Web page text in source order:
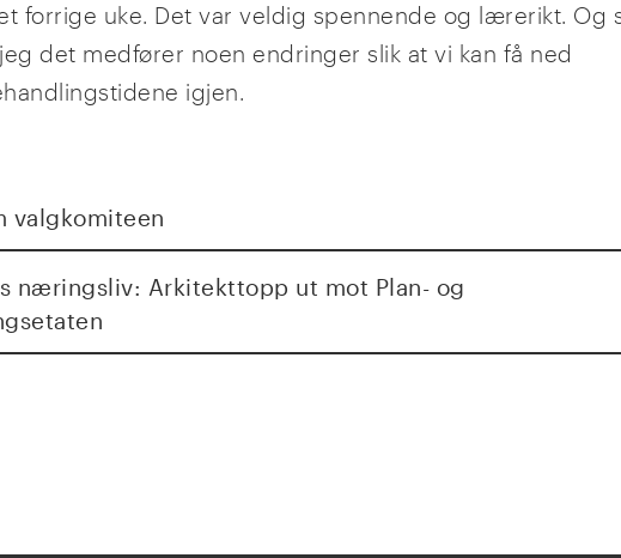
forrige uke. Det var veldig spennende og lærerikt. Og
det medfører noen endringer slik at vi kan få ned
igjen.
valgkomiteen
næringsliv: Arkitekttopp ut mot Plan- og